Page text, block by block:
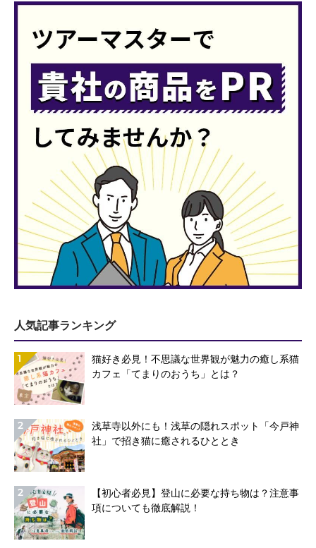
人気記事ランキング
1
猫好き必見！不思議な世界観が魅力の癒し系猫
カフェ「てまりのおうち」とは？
2
浅草寺以外にも！浅草の隠れスポット「今戸神
社」で招き猫に癒されるひととき
2
【初心者必見】登山に必要な持ち物は？注意事
項についても徹底解説！